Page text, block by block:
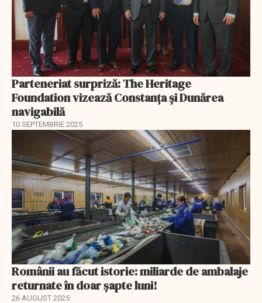
Parteneriat surpriză: The Heritage
Foundation vizează Constanța și Dunărea
navigabilă
10 SEPTEMBRIE 2025
Românii au făcut istorie: miliarde de ambalaje
returnate în doar șapte luni!
26 AUGUST 2025